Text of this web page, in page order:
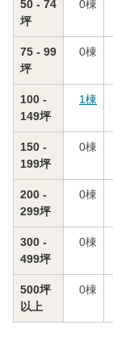
50 - 74
坪
0棟
75 - 99
坪
0棟
100 -
149坪
1棟
150 -
199坪
0棟
200 -
299坪
0棟
300 -
499坪
0棟
500坪
以上
0棟